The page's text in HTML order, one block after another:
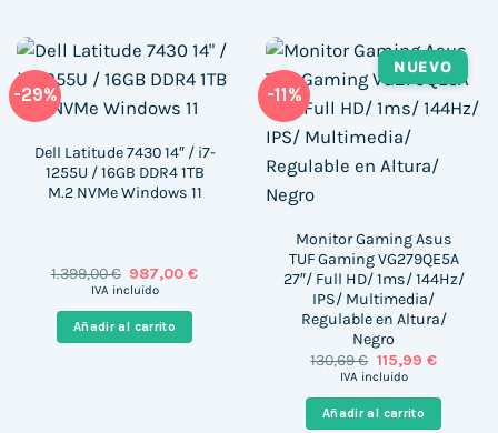
-29%
Dell Latitude 7430 14″ / i7-
1255U / 16GB DDR4 1TB
M.2 NVMe Windows 11
1.399,00€ El
precio
era:
1.399,00 €.
987,00€El
IVA incluido
Añadir al carrito
-11%
NUEVO
Monitor Gaming Asus
TUF Gaming VG279QE5A
27″/ Full HD/ 1ms/ 144Hz/
IPS/ Multimedia/
Regulable en Altura/
Negro
130,69€ El
precio
era:
130,69 €.
115,99 €El
es:
IVA incluido
Añadir al carrito